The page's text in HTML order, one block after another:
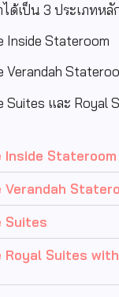
ด้เป็น 3 ประเภทหลั
Inside Stateroom
Verandah
Suites และ Royal
Inside Stateroom
Verandah
Suites
Royal Suites